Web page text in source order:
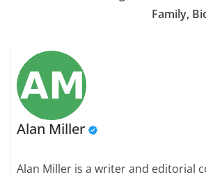
Family,
Alan Miller
Alan Miller is a writer and editorial